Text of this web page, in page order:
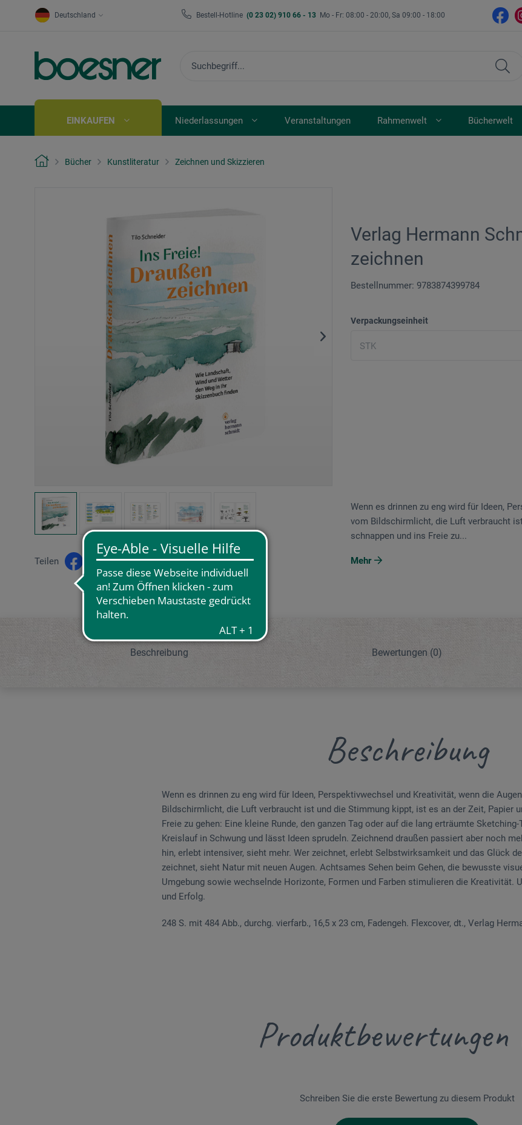
Deutschland Bestell-Hotline (0 23 02) 910 66 - 13 Mo - Fr: 08:00 - 20:00, Sa 09:00 - 18:00
EINKAUFEN Niederlassungen Veranstaltungen Rahmenwelt Bücherwelt
Bücher Kunstliteratur Zeichnen und Skizzieren
Verlag Hermann
zeichnen
Bestellnummer: 9783874399784
Verpackungseinheit
Teilen
Wenn es drinnen zu eng wird für Ideen,
vom Bildschirmlicht, die Luft verbraucht
schnappen und ins Freie zu...
Mehr
Beschreibung Bewertungen (0)
Beschreibung
Wenn es drinnen zu eng wird für Ideen, Perspektivwechsel und Kreativität, wenn die
Bildschirmlicht, die Luft verbraucht ist und die Stimmung kippt, ist es an der Zeit, Papier
Freie zu gehen: Eine kleine Runde, den ganzen Tag oder auf die lang erträumte
Kreislauf in Schwung und lässt Ideen sprudeln. Zeichnend draußen passiert aber noch
hin, erlebt intensiver, sieht mehr. Wer zeichnet, erlebt Selbstwirksamkeit und das Glück
zeichnet, sieht Natur mit neuen Augen. Achtsames Sehen beim Gehen, die bewusste
Umgebung sowie wechselnde Horizonte, Formen und Farben stimulieren die Kreativität.
und Erfolg.
248 S. mit 484 Abb., durchg. vierfarb., 16,5 x 23 cm, Fadengeh. Flexcover, dt., Verlag
Schreiben Sie die erste Bewertung zu diesem Produkt